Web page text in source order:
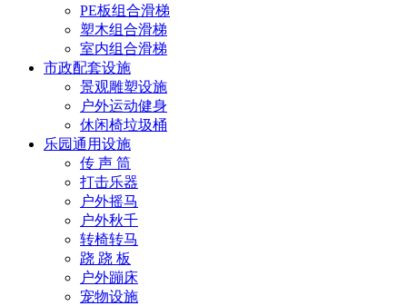
PE板组合滑梯
塑木组合滑梯
室内组合滑梯
市政配套设施
景观雕塑设施
户外运动健身
休闲椅垃圾桶
乐园通用设施
传 声 筒
打击乐器
户外摇马
户外秋千
转椅转马
跷 跷 板
户外蹦床
宠物设施